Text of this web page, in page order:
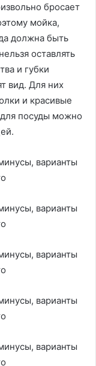
бросает
мойка,
должна быть
оставлять
и губки
вид. Для них
и красивые
посуды можно